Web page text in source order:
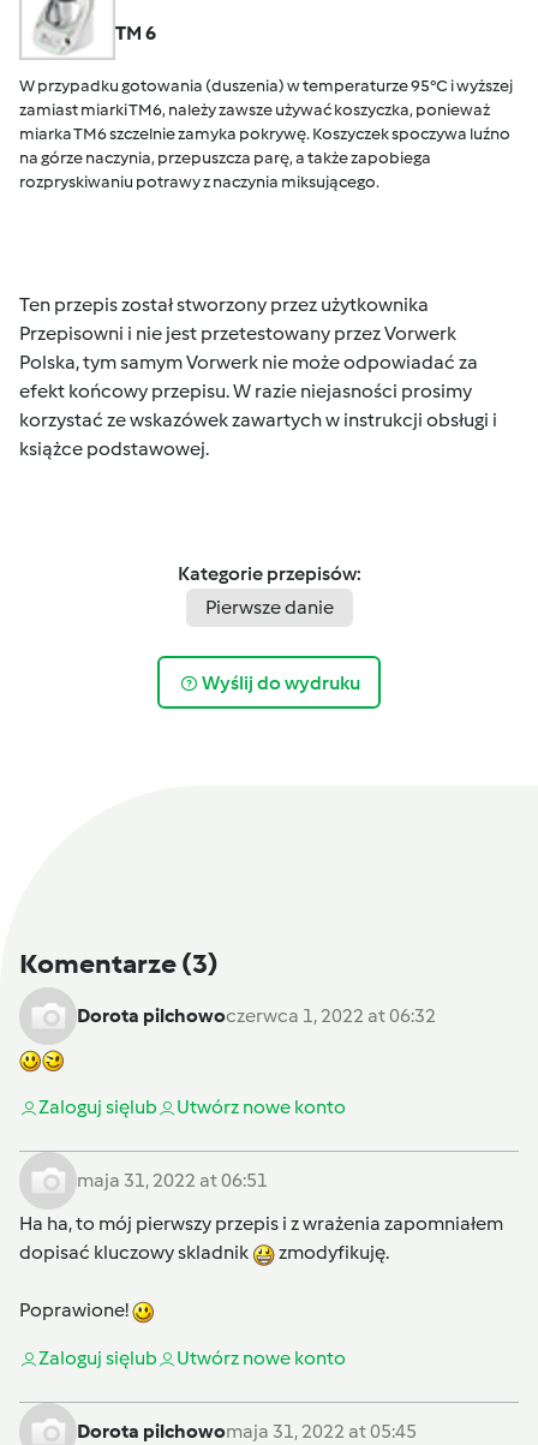
TM 6
W przypadku gotowania (duszenia) w temperaturze 95°C i wyższej
zamiast miarki TM6, należy zawsze używać koszyczka, ponieważ
miarka TM6 szczelnie zamyka pokrywę. Koszyczek spoczywa luźno
na górze naczynia, przepuszcza parę, a także zapobiega
rozpryskiwaniu potrawy z naczynia miksującego.
Ten przepis został stworzony przez użytkownika
Przepisowni i nie jest przetestowany przez Vorwerk
Polska, tym samym Vorwerk nie może odpowiadać za
efekt końcowy przepisu. W razie niejasności prosimy
korzystać ze wskazówek zawartych w instrukcji obsługi i
książce podstawowej.
Kategorie przepisów:
Pierwsze danie
Wyślij do wydruku
Komentarze(3)
Dorota pilchowoczerwca 1, 2022 at 06:32
Zaloguj sięlub Utwórz nowe konto
maja 31, 2022 at 06:51
Ha ha, to mój pierwszy przepis i z wrażenia zapomniałem
dopisać kluczowy skladnik
zmodyfikuję.
Poprawione!
Zaloguj sięlub Utwórz nowe konto
Dorota pilchowomaja 31, 2022 at 05:45